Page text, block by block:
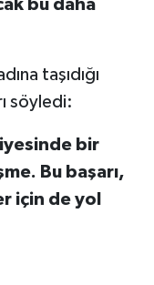
bu daha
taşıdığı
söyledi:
bir
Bu başarı,
için de yol